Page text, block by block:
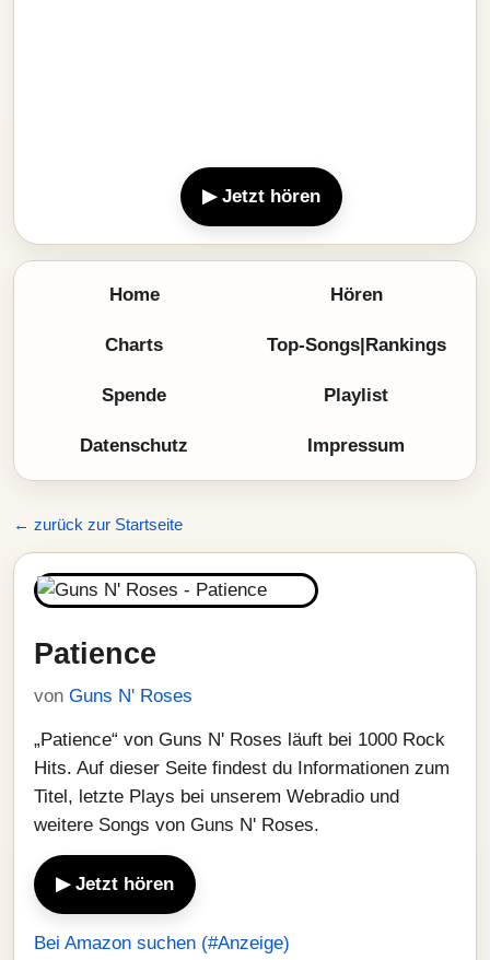
▶ Jetzt hören
Home Hören
Charts Top-Songs|Rankings
Spende Playlist
Datenschutz Impressum
← zurück zur Startseite
Patience
von Guns N' Roses
„Patience“ von Guns N' Roses läuft bei 1000 Rock
Hits. Auf dieser Seite findest du Informationen zum
Titel, letzte Plays bei unserem Webradio und
weitere Songs von Guns N' Roses.
▶ Jetzt hören
Bei Amazon suchen (#Anzeige)